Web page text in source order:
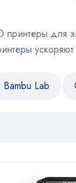
принтеры для
Bambu Lab